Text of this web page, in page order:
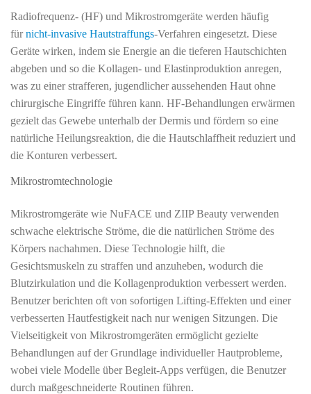
Radiofrequenz- (HF) und Mikrostromgeräte werden häufig
fürnicht-invasive Hautstraffungs-Verfahren eingesetzt. Diese
Geräte wirken, indem sie Energie an die tieferen Hautschichten
abgeben und so die Kollagen- und Elastinproduktion anregen,
was zu einer strafferen, jugendlicher aussehenden Haut ohne
chirurgische Eingriffe führen kann. HF-Behandlungen erwärmen
gezielt das Gewebe unterhalb der Dermis und fördern so eine
natürliche Heilungsreaktion, die die Hautschlaffheit reduziert und
die Konturen verbessert.
Mikrostromtechnologie
Mikrostromgeräte wie NuFACE und ZIIP Beauty verwenden
schwache elektrische Ströme, die die natürlichen Ströme des
Körpers nachahmen. Diese Technologie hilft, die
Gesichtsmuskeln zu straffen und anzuheben, wodurch die
Blutzirkulation und die Kollagenproduktion verbessert werden.
Benutzer berichten oft von sofortigen Lifting-Effekten und einer
verbesserten Hautfestigkeit nach nur wenigen Sitzungen. Die
Vielseitigkeit von Mikrostromgeräten ermöglicht gezielte
Behandlungen auf der Grundlage individueller Hautprobleme,
wobei viele Modelle über Begleit-Apps verfügen, die Benutzer
durch maßgeschneiderte Routinen führen.